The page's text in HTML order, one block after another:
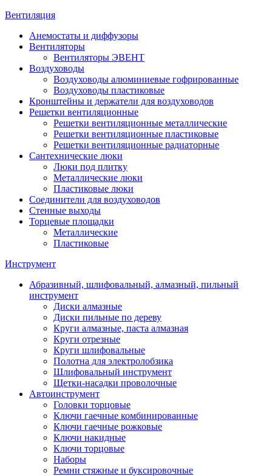
Вентиляция
Анемостаты и диффузоры
Вентиляторы
Вентиляторы ЭВЕНТ
Воздуховоды
Воздуховоды алюминиевые гофрированные
Воздуховоды пластиковые
Кронштейны и держатели для воздуховодов
Решетки вентиляционные
Решетки вентиляционные металлические
Решетки вентиляционные пластиковые
Решетки вентиляционные радиаторные
Сантехнические люки
Люки под плитку
Металлические люки
Пластиковые люки
Соединители для воздуховодов
Стенные выходы
Торцевые площадки
Металлические
Пластиковые
Инструмент
Абразивный, шлифовальный, алмазный, пильный
инструмент
Диски алмазные
Диски пильные по дереву
Круги алмазные, паста алмазная
Круги отрезные
Круги шлифовальные
Полотна для электролобзика
Шлифовальный инструмент
Щетки-насадки проволочные
Автоинструмент
Головки торцовые
Ключи гаечные комбинированные
Ключи гаечные рожковые
Ключи накидные
Ключи торцовые
Наборы
Ремни стяжные и буксировочные